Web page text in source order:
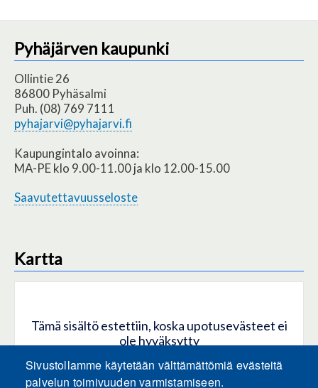
Pyhäjärven kaupunki
Ollintie 26
86800 Pyhäsalmi
Puh. (08) 769 7111
pyhajarvi@pyhajarvi.fi
Kaupungintalo avoinna:
MA-PE klo 9.00-11.00 ja klo 12.00-15.00
Saavutettavuusseloste
Kartta
Tämä sisältö estettiin, koska upotusevästeet ei
ole hyväksytty
HYVÄKSY KAIKKI EVÄSTEET
Sivustollamme käytetään välttämättömiä evästeitä
palvelun toimivuuden varmistamiseen.